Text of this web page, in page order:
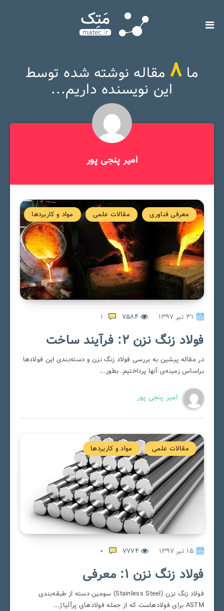
ما 8 مقاله نوشته شده توسط
این نویسنده داریم...
امیر پنجی پور
معرفی فناوری مقالات علمی مواد و کاربردها
۳۱ تیر ۱۳۹۷ 7584
1
فولاد زنگ نزن 2: فرآیند ساخت
در مقاله پیشین به بررسی فولاد زنگ نزن و دسته‌بندی این فولادها
براساس زمینه‌ی آنها پرداختیم. بطور...
امیر پنجی پور
مقالات علمی مواد و کاربردها
۱۵ تیر ۱۳۹۷ 7774
0
فولاد زنگ نزن 1: معرفی
فولاد زنگ نزن (Stainless Steel) سومین دسته از طبقه‌بندی
ASTM برای فولادهاست که از جمله فولادهای پرآلیاژ...